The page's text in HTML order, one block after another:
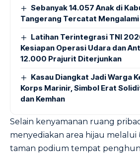
Sebanyak 14.057 Anak di
Tangerang Tercatat
Latihan Terintegrasi TNI
Kesiapan Operasi Udara dan
12.000 Prajurit Diterjunkan
Kasau Diangkat Jadi Warga
Korps Marinir, Simbol Erat
dan Kemhan
Selain kenyamanan ruang
menyediakan area hijau melalui
taman podium tempat